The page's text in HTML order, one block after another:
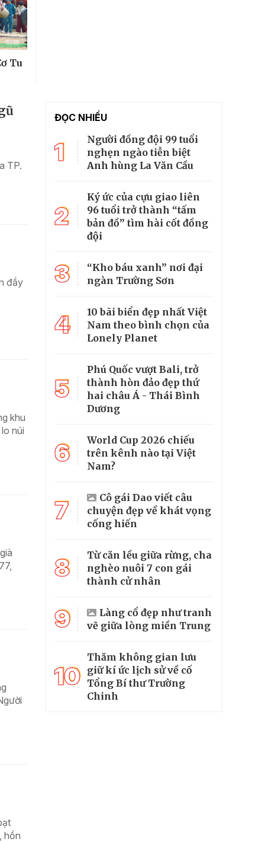
Tu
TP.
đầy
khu
núi
hồn
ĐỌC NHIỀU
1
Người đồng đội 99 tuổi
nghẹn ngào tiễn biệt
Anh hùng La Văn Cầu
2
Ký ức của cựu giao liên
96 tuổi trở thành “tấm
bản đồ” tìm hài cốt đồng
đội
3
“Kho báu xanh” nơi đại
ngàn Trường Sơn
4
10 bãi biển đẹp nhất Việt
Nam theo bình chọn của
Lonely Planet
5
Phú Quốc vượt Bali, trở
thành hòn đảo đẹp thứ
hai châu Á - Thái Bình
Dương
6
World Cup 2026 chiếu
trên kênh nào tại Việt
Nam?
7
Cô gái Dao viết câu
chuyện đẹp về khát vọng
cống hiến
8
Từ căn lều giữa rừng, cha
nghèo nuôi 7 con gái
thành cử nhân
9
Làng cổ đẹp như tranh
vẽ giữa lòng miền Trung
10
Thăm không gian lưu
giữ kí ức lịch sử về cố
Tổng Bí thư Trường
Chinh